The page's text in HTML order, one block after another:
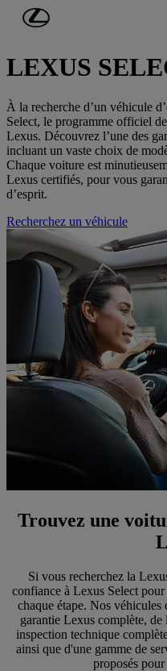
Passer au contenu principal
Voitures d'occasion
LEXUS
À la recherche d’un véhicule
Select, le programme officiel
Lexus. Découvrez l’une des
incluant un vaste choix de
Chaque voiture est
Lexus certifiés, pour vous
d’esprit.
Recherchez un véhicule
Trouvez une
Si vous recherchez la
confiance à Lexus Select
chaque étape. Nos
garantie Lexus complète,
inspection technique
ainsi que d'une gamme de
proposés